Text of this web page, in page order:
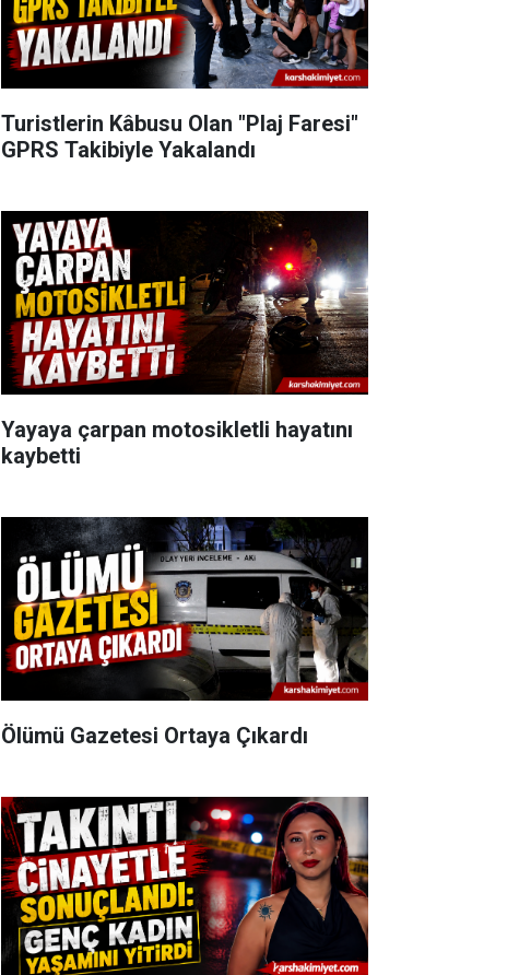
Turistlerin Kâbusu Olan "Plaj Faresi"
GPRS Takibiyle Yakalandı
Yayaya çarpan motosikletli hayatını
kaybetti
Ölümü Gazetesi Ortaya Çıkardı